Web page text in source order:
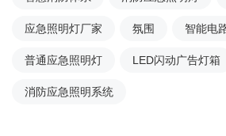
应急照明灯厂家 氛围 智能电
普通应急照明灯 LED闪动广告灯箱
消防应急照明系统